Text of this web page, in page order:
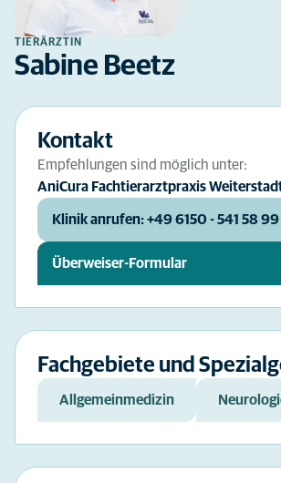
TIERÄRZTIN
Sabine Beetz
Kontakt
Empfehlungen sind möglich unter:
AniCura Fachtierarztpraxis
Klinik anrufen: +49 6150 - 541 58 99
Überweiser-Formular
Fachgebiete und
Allgemeinmedizin